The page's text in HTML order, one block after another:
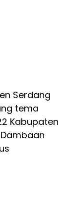
Serdang
tema
Kabupaten